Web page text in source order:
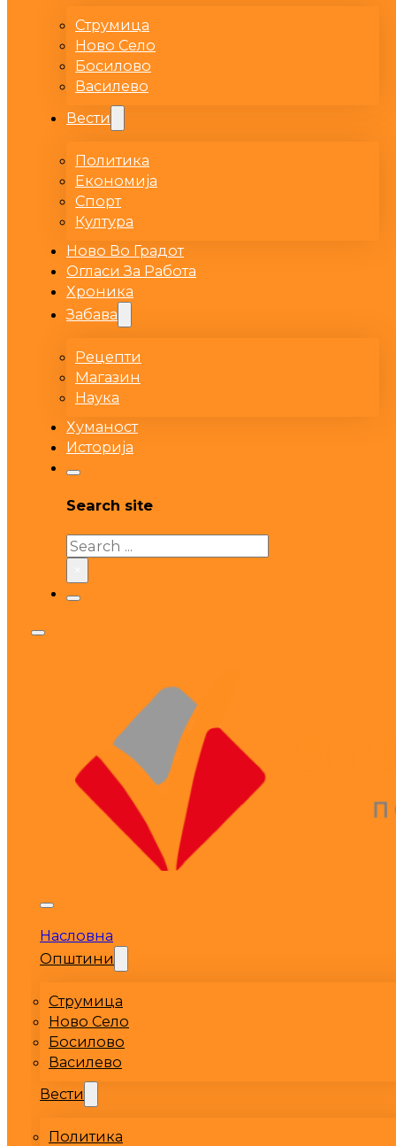
Струмица
Ново Село
Босилово
Василево
Вести
Политика
Економија
Спорт
Култура
Ново Во Градот
Огласи За Работа
Хроника
Забава
Рецепти
Магазин
Наука
Хуманост
Историја
Search site
Search
Насловна
Општини
Струмица
Ново Село
Босилово
Василево
Вести
Политика